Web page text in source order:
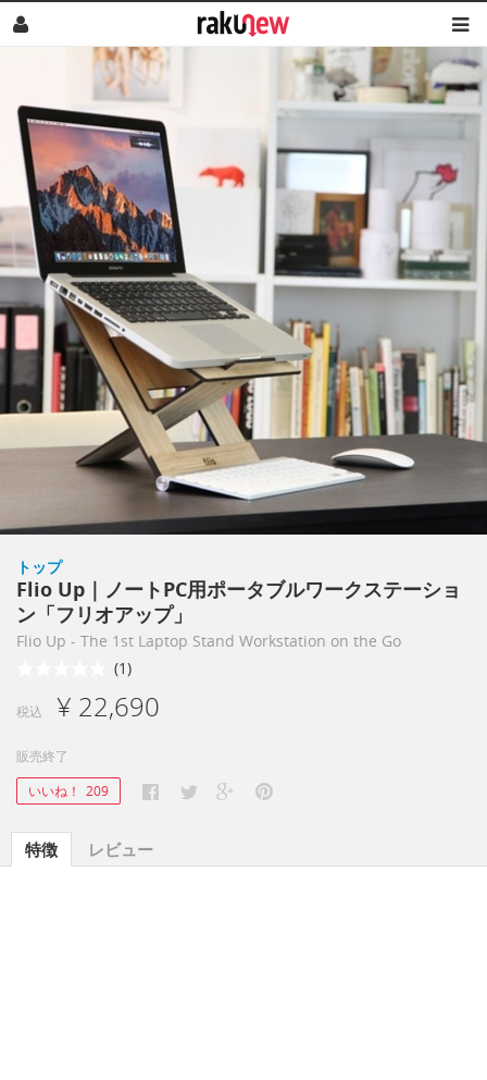
トップ
Flio Up｜ノートPC用ポータブルワークステーショ
ン「フリオアップ」
Flio Up - The 1st Laptop Stand Workstation on the Go
(1)
税込 ¥ 22,690
販売終了
いいね！ 209
特徴 レビュー